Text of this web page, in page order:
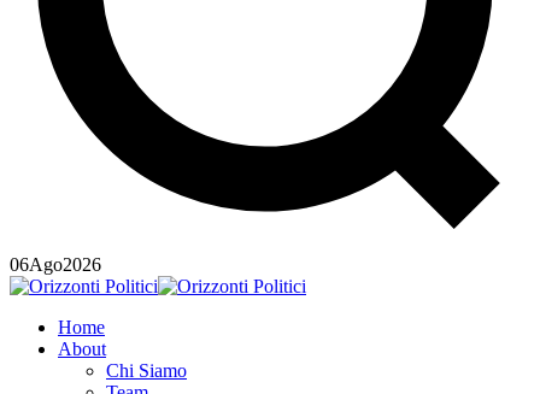
06Ago2026
Home
About
Chi Siamo